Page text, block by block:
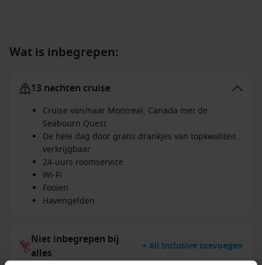
Wat is inbegrepen:
13 nachten cruise
Cruise van/naar Montreal, Canada met de
Seabourn Quest
De hele dag door gratis drankjes van topkwaliteit
verkrijgbaar
24-uurs roomservice
Wi-Fi
Fooien
Havengelden
Niet inbegrepen bij
alles
+ All Inclusive toevoegen